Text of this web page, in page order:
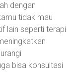
dengan
tidak mau
lain seperti terapi
bisa konsultasi